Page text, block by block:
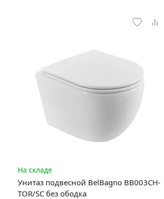
На складе
Унитаз подвесной BelBagno BB003CH-
TOR/SC без ободка